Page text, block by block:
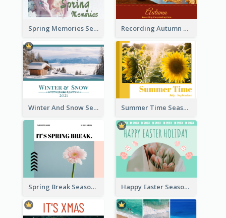
Spring Memories Seasonal Photo Book Recording Autumn Seasonal Photo Book
Winter And Snow Seasonal Photo Book Summer Time Seasonal Photo Book
Spring Break Seasonal Photo Book Happy Easter Seasonal Photo Book